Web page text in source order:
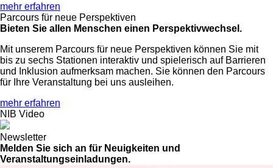
mehr erfahren
Parcours für neue Perspektiven
Bieten Sie allen Menschen einen Perspektivwechsel.
Mit unserem Parcours für neue Perspektiven können Sie mit
bis zu sechs Stationen interaktiv und spielerisch auf Barrieren
und Inklusion aufmerksam machen. Sie können den Parcours
für Ihre Veranstaltung bei uns ausleihen.
mehr erfahren
NIB Video
Newsletter
Melden Sie sich an für Neuigkeiten und
Veranstaltungseinladungen.